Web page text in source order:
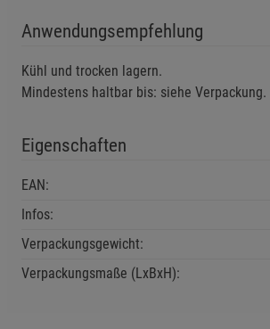
Anwendungsempfehlung
Kühl und trocken lagern.
Mindestens haltbar bis: siehe Verpackung.
Eigenschaften
EAN:
Infos:
Verpackungsgewicht:
Verpackungsmaße (LxBxH):
Notwendige Cookies (5)
Beschreibung Notwendige Cookies
Cookie-Informationenanzeigen
Funktionale Cookies (1)
Statistik Cookies (2)
Beschreibung Statistik Cookies